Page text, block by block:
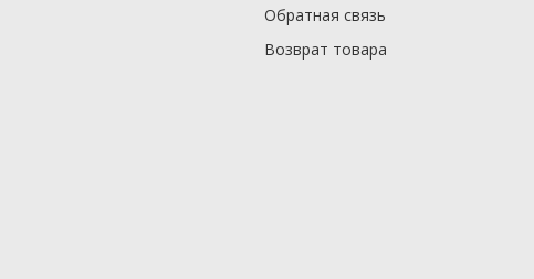
Обратная связь
Возврат товара